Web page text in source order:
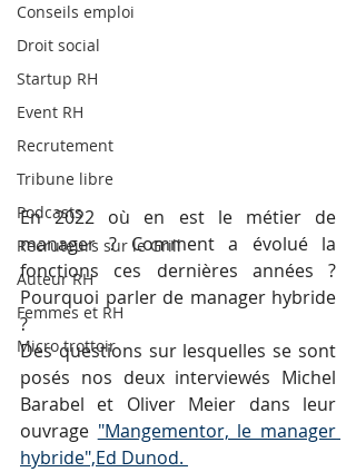
Conseils emploi
Droit social
Startup RH
Event RH
Recrutement
Tribune libre
Podcasts
Recruteurs sur le Grill
Auteur RH
Femmes et RH
Micro trottoir
En 2022 où en est le métier de
manager ? Comment a évolué la
fonctions ces dernières années ?
Pourquoi parler de manager hybride
?
Des questions sur lesquelles se sont
posés nos deux interviewés Michel
Barabel et Oliver Meier dans leur
ouvrage "Mangementor, le manager
hybride",Ed Dunod.